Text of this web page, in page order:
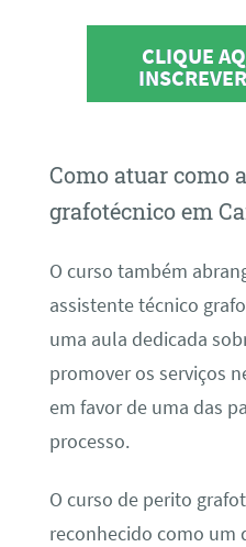
CLIQUE
Como atuar como
grafotécnico em
O curso também
assistente técnico
uma aula dedicada
promover os serviços
em favor de uma das
processo.
O curso de perito
reconhecido como um